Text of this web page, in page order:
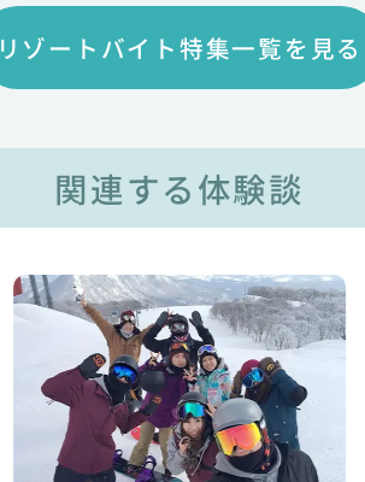
リゾートバイト特集一覧を見る
関連する体験談